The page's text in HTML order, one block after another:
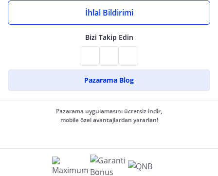
İhlal Bildirimi
Bizi Takip Edin
Pazarama Blog
Pazarama uygulamasını ücretsiz indir,
mobile özel avantajlardan yararlan!